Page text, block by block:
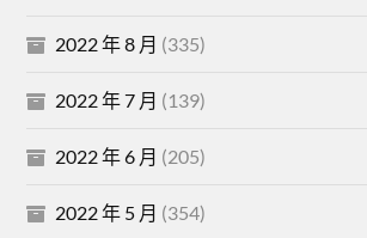
2022 年 8 月 (335)
2022 年 7 月 (139)
2022 年 6 月 (205)
2022 年 5 月 (354)